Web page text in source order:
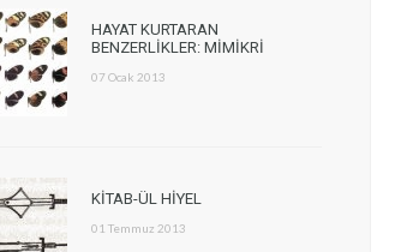
HAYAT KURTARAN
BENZERLİKLER: MİMİKRİ
07 Ocak 2013
KİTAB-ÜL HİYEL
01 Temmuz 2013